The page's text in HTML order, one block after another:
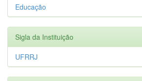
Educação
Sigla da Instituição
UFRRJ